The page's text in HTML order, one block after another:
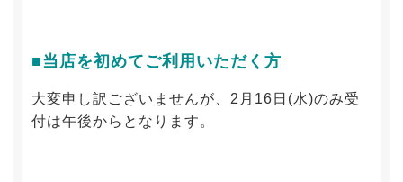
■当店を初めてご利用いただく方
大変申し訳ございませんが、2月16日(水)のみ受
付は午後からとなります。